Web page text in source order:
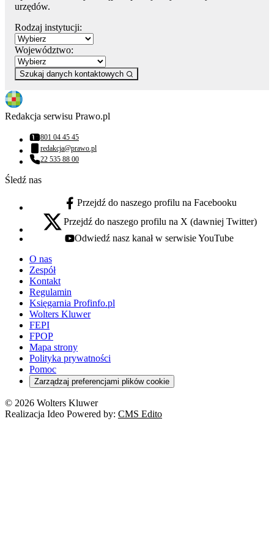
urzędów.
Rodzaj instytucji:
Województwo:
Szukaj danych kontaktowych
Redakcja serwisu Prawo.pl
Numer telefonu:
801 04 45 45
Adres email:
redakcja@prawo.pl
Numer telefonu:
22 535 88 00
Śledź nas
facebook - otwiera się w nowej karcie
Przejdź do naszego profilu na Facebooku
x - otwiera się w nowej karcie
Przejdź do naszego profilu na X (dawniej Twitter)
youtube - otwiera się w nowej karcie
Odwiedź nasz kanał w serwisie YouTube
O nas
Zespół
Kontakt
Regulamin
Księgarnia Profinfo.pl
Wolters Kluwer
FEPI
FPOP
Mapa strony
Polityka prywatności
Pomoc
Zarządzaj preferencjami plików cookie
© 2026 Wolters Kluwer
Realizacja Ideo Powered by: CMS Edito